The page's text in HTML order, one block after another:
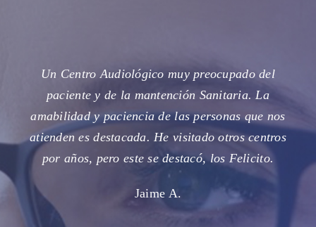
Un Centro Audiológico muy preocupado del
paciente y de la mantención Sanitaria. La
amabilidad y paciencia de las personas que nos
atienden es destacada. He visitado otros centros
por años, pero este se destacó, los Felicito.
Jaime A.